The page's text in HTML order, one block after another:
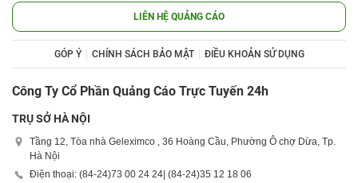
LIÊN HỆ QUẢNG CÁO
GÓP Ý CHÍNH SÁCH BẢO MẬT ĐIỀU KHOẢN SỬ DỤNG
Công Ty Cổ Phần Quảng Cáo Trực Tuyến 24h
TRỤ SỞ HÀ NỘI
Tầng 12, Tòa nhà Geleximco , 36 Hoàng Cầu, Phường Ô chợ Dừa, Tp.
Hà Nội
Điện thoại: (84-24)73 00 24 24 | (84-24)35 12 18 06